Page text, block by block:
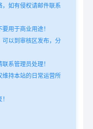
如有侵权请邮件联系
用于商业用途！
以到审核区发布，分
系管理员处理！
持本站的日常运营所